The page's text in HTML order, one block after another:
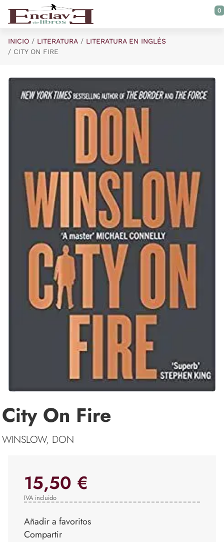
Saltar al contenido principal
0
INICIO LITERATURA
LITERATURA EN INGLÉS
CITY ON FIRE
City On Fire
WINSLOW, DON
15,50 €
IVA incluido
Añadir a favoritos
Compartir